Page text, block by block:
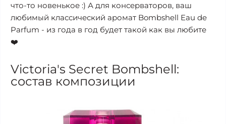
что-то новенькое :) А для консерваторов, ваш
любимый классический аромат Bombshell Eau de
Parfum - из года в год будет такой как вы любите
❤️
Victoria's Secret Bombshell:
состав композиции